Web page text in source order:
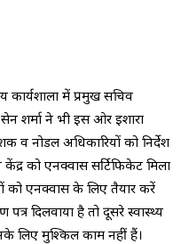
में प्रमुख सचिव
सेन शर्मा ने भी इस ओर इशारा
व नोडल अधिकारियों को निर्देश
को एनक्वास सर्टिफिकेट मिला
को एनक्वास के लिए तैयार करें
पत्र दिलवाया है तो दूसरे स्वास्थ्य
लिए मुश्किल काम नहीं हैं।